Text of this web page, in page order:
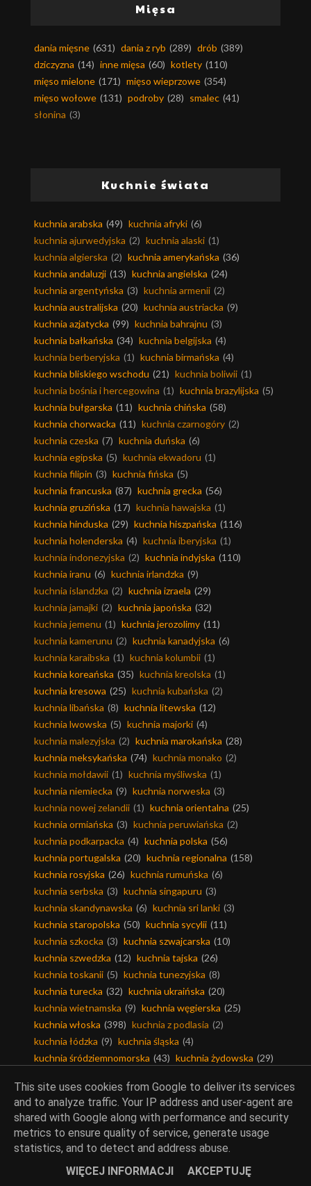
Mięsa
dania mięsne (631) dania z ryb (289) drób (389)
dziczyzna (14) inne mięsa (60) kotlety (110)
mięso mielone (171) mięso wieprzowe (354)
mięso wołowe (131) podroby (28) smalec (41)
słonina (3)
Kuchnie świata
kuchnia arabska (49) kuchnia afryki (6)
kuchnia ajurwedyjska (2) kuchnia alaski (1)
kuchnia algierska (2) kuchnia amerykańska (36)
kuchnia andaluzji (13) kuchnia angielska (24)
kuchnia argentyńska (3) kuchnia armenii (2)
kuchnia australijska (20) kuchnia austriacka (9)
kuchnia azjatycka (99) kuchnia bahrajnu (3)
kuchnia bałkańska (34) kuchnia belgijska (4)
kuchnia berberyjska (1) kuchnia birmańska (4)
kuchnia bliskiego wschodu (21) kuchnia boliwii (1)
kuchnia bośnia i hercegowina (1) kuchnia brazylijska (5)
kuchnia bułgarska (11) kuchnia chińska (58)
kuchnia chorwacka (11) kuchnia czarnogóry (2)
kuchnia czeska (7) kuchnia duńska (6)
kuchnia egipska (5) kuchnia ekwadoru (1)
kuchnia filipin (3) kuchnia fińska (5)
kuchnia francuska (87) kuchnia grecka (56)
kuchnia gruzińska (17) kuchnia hawajska (1)
kuchnia hinduska (29) kuchnia hiszpańska (116)
kuchnia holenderska (4) kuchnia iberyjska (1)
kuchnia indonezyjska (2) kuchnia indyjska (110)
kuchnia iranu (6) kuchnia irlandzka (9)
kuchnia islandzka (2) kuchnia izraela (29)
kuchnia jamajki (2) kuchnia japońska (32)
kuchnia jemenu (1) kuchnia jerozolimy (11)
kuchnia kamerunu (2) kuchnia kanadyjska (6)
kuchnia karaibska (1) kuchnia kolumbii (1)
kuchnia koreańska (35) kuchnia kreolska (1)
kuchnia kresowa (25) kuchnia kubańska (2)
kuchnia libańska (8) kuchnia litewska (12)
kuchnia lwowska (5) kuchnia majorki (4)
kuchnia malezyjska (2) kuchnia marokańska (28)
kuchnia meksykańska (74) kuchnia monako (2)
kuchnia mołdawii (1) kuchnia myśliwska (1)
kuchnia niemiecka (9) kuchnia norweska (3)
kuchnia nowej zelandii (1) kuchnia orientalna (25)
kuchnia ormiańska (3) kuchnia peruwiańska (2)
kuchnia podkarpacka (4) kuchnia polska (56)
kuchnia portugalska (20) kuchnia regionalna (158)
kuchnia rosyjska (26) kuchnia rumuńska (6)
kuchnia serbska (3) kuchnia singapuru (3)
kuchnia skandynawska (6) kuchnia sri lanki (3)
kuchnia staropolska (50) kuchnia sycylii (11)
kuchnia szkocka (3) kuchnia szwajcarska (10)
kuchnia szwedzka (12) kuchnia tajska (26)
kuchnia toskanii (5) kuchnia tunezyjska (8)
kuchnia turecka (32) kuchnia ukraińska (20)
kuchnia wietnamska (9) kuchnia węgierska (25)
kuchnia włoska (398) kuchnia z podlasia (2)
kuchnia łódzka (9) kuchnia śląska (4)
kuchnia śródziemnomorska (43) kuchnia żydowska (29)
Piekarnia Amber, Wspólne
gotowanie, Akcje
(191)
This site uses cookies from Google to deliver its services
and to analyze traffic. Your IP address and user-agent are
shared with Google along with performance and security
metrics to ensure quality of service, generate usage
statistics, and to detect and address abuse.
WIĘCEJ INFORMACJI
AKCEPTUJĘ